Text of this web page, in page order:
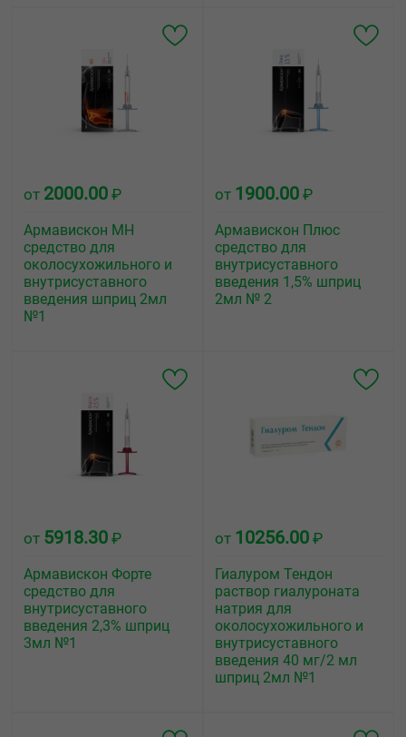
от 2000.00 ₽
Армавискон МН
средство для
околосухожильного и
внутрисуставного
введения шприц 2мл
№1
от 1900.00 ₽
Армавискон Плюс
средство для
внутрисуставного
введения 1,5% шприц
2мл № 2
от 5918.30 ₽
Армавискон Форте
средство для
внутрисуставного
введения 2,3% шприц
3мл №1
от 10256.00 ₽
Гиалуром Тендон
раствор гиалуроната
натрия для
околосухожильного и
внутрисуставного
введения 40 мг/2 мл
шприц 2мл №1